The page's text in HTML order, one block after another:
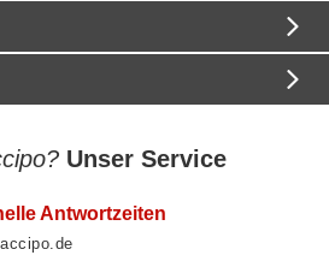
Unser Service
Antwortzeiten